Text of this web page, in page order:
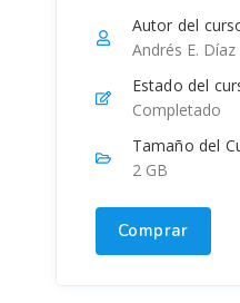
Autor del
Andrés E. Díaz
Estado del
Completado
Tamaño del
2 GB
Comprar